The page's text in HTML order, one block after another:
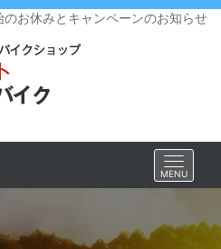
のお休みとキャンペーンのお知らせ
Toggle
MENU